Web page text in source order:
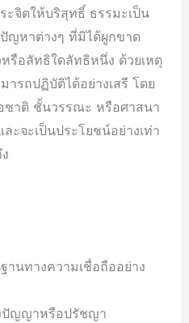
ะจิตให้บริสุทธิ์ ธรรมะเป็น
ญหาต่างๆ ที่มิได้ผูกขาด
รือลัทธิใดลัทธิหนึ่ง ด้วยเหตุ
รถปฏิบัติได้อย่างเสรี โดย
ชาติ ชั้นวรรณะ หรือศาสนา
ะจะเป็นประโยชน์อย่างเท่า
นทางความเชื่อถืออย่าง
ปัญญาหรือปรัชญา